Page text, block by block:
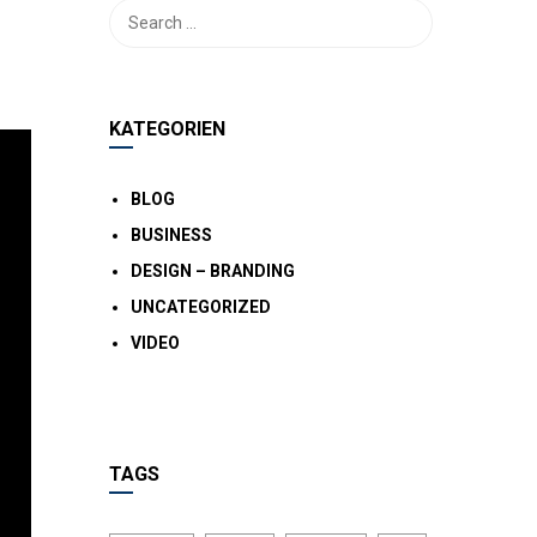
KATEGORIEN
BLOG
BUSINESS
DESIGN – BRANDING
UNCATEGORIZED
VIDEO
TAGS